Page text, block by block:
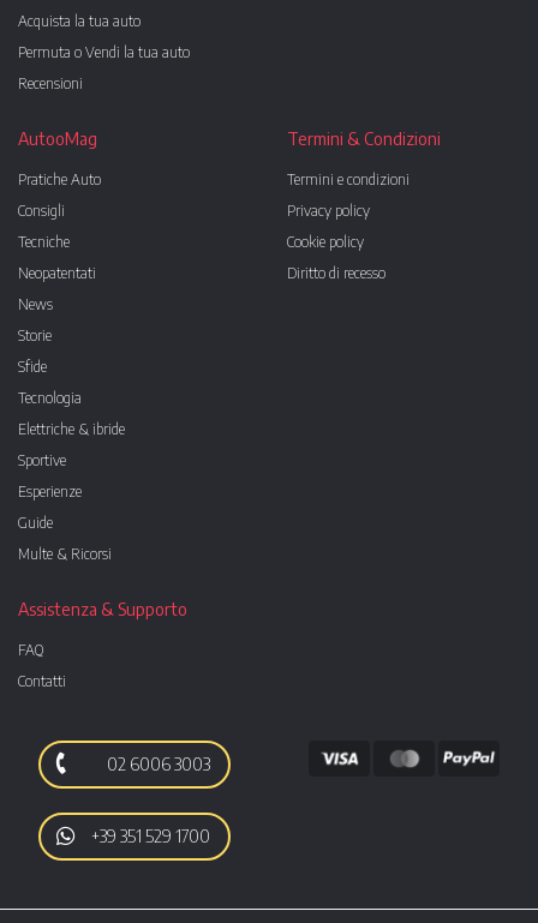
Acquista la tua auto
Permuta o Vendi la tua auto
Recensioni
AutooMag
Pratiche Auto
Consigli
Tecniche
Neopatentati
News
Storie
Sfide
Tecnologia
Elettriche & ibride
Sportive
Esperienze
Guide
Multe & Ricorsi
Termini & Condizioni
Termini e condizioni
Privacy policy
Cookie policy
Diritto di recesso
Assistenza & Supporto
FAQ
Contatti
02 6006 3003
+39 351 529 1700